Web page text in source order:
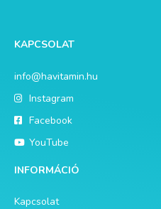
KAPCSOLAT
info@havitamin.hu
Instagram
Facebook
YouTube
INFORMÁCIÓ
Kapcsolat